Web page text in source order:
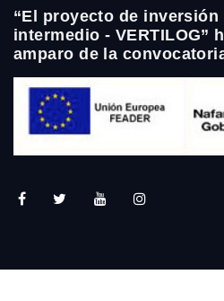
“El proyecto de
intermedio - VERTILOG”
amparo de la